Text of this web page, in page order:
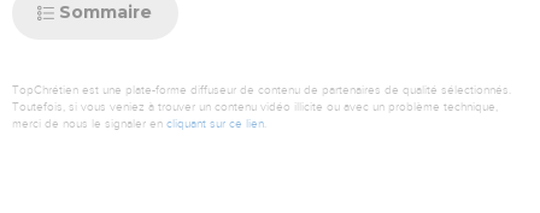
Sommaire
TopChrétien est une plate-forme diffuseur de contenu de partenaires de qualité sélectionnés.
Toutefois, si vous veniez à trouver un contenu vidéo illicite ou avec un problème technique,
merci de nous le signaler en cliquant sur ce lien